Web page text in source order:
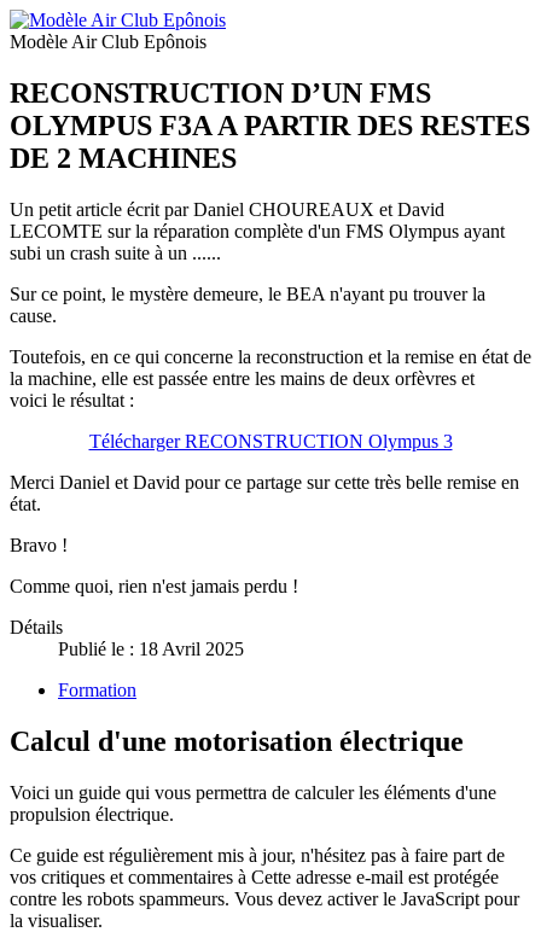
Modèle Air Club Epônois
RECONSTRUCTION D’UN FMS
OLYMPUS F3A A PARTIR DES RESTES
DE 2 MACHINES
Un petit article écrit par Daniel CHOUREAUX et David
LECOMTE sur la réparation complète d'un FMS Olympus ayant
subi un crash suite à un ......
Sur ce point, le mystère demeure, le BEA n'ayant pu trouver la
cause.
Toutefois, en ce qui concerne la reconstruction et la remise en état de
la machine, elle est passée entre les mains de deux orfèvres et
voici le résultat :
Télécharger RECONSTRUCTION Olympus 3
Merci Daniel et David pour ce partage sur cette très belle remise en
état.
Bravo !
Comme quoi, rien n'est jamais perdu !
Détails
Publié le : 18 Avril 2025
Formation
Calcul d'une motorisation électrique
Voici un guide qui vous permettra de calculer les éléments d'une
propulsion électrique.
Ce guide est régulièrement mis à jour, n'hésitez pas à faire part de
vos critiques et commentaires à Cette adresse e-mail est protégée
contre les robots spammeurs. Vous devez activer le JavaScript pour
la visualiser.